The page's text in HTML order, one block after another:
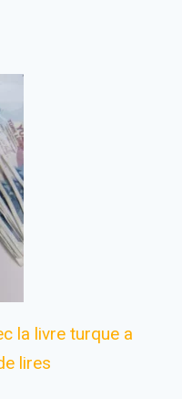
la livre turque a
lires